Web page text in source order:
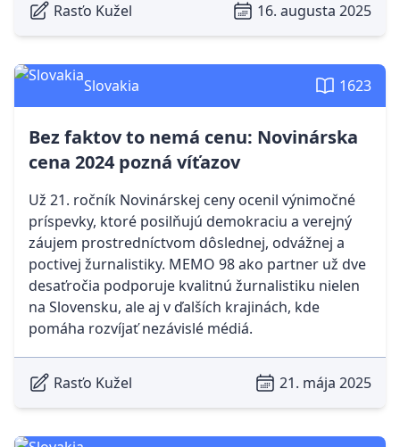
Rasťo Kužel 16. augusta 2025
Slovakia 1623
Bez faktov to nemá cenu: Novinárska
cena 2024 pozná víťazov
Už 21. ročník Novinárskej ceny ocenil výnimočné
príspevky, ktoré posilňujú demokraciu a verejný
záujem prostredníctvom dôslednej, odvážnej a
poctivej žurnalistiky. MEMO 98 ako partner už dve
desaťročia podporuje kvalitnú žurnalistiku nielen
na Slovensku, ale aj v ďalších krajinách, kde
pomáha rozvíjať nezávislé médiá.
Rasťo Kužel 21. mája 2025